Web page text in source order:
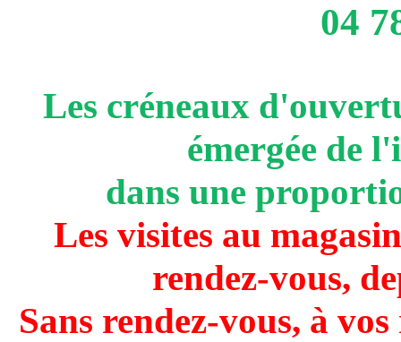
04
Les créneaux
émergée de
dans une
Les visites au
rendez-vous,
Sans rendez-vous, à